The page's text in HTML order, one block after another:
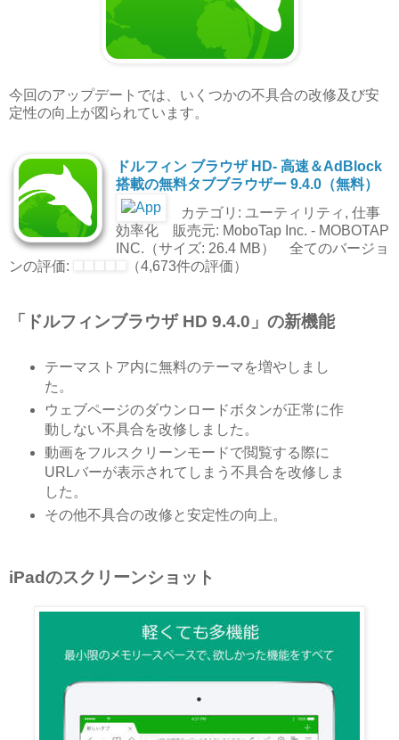
今回のアップデートでは、いくつかの不具合の改修及び安
定性の向上が図られています。
ドルフィン ブラウザ HD- 高速＆AdBlock
搭載の無料タブブラウザー 9.4.0（無料）
カテゴリ: ユーティリティ, 仕事
効率化 販売元: MoboTap Inc. - MOBOTAP
INC.（サイズ: 26.4 MB） 全てのバージョ
ンの評価:
（4,673件の評価）
「ドルフィンブラウザ HD 9.4.0」の新機能
テーマストア内に無料のテーマを増やしまし
た。
ウェブページのダウンロードボタンが正常に作
動しない不具合を改修しました。
動画をフルスクリーンモードで閲覧する際に
URLバーが表示されてしまう不具合を改修しま
した。
その他不具合の改修と安定性の向上。
iPadのスクリーンショット